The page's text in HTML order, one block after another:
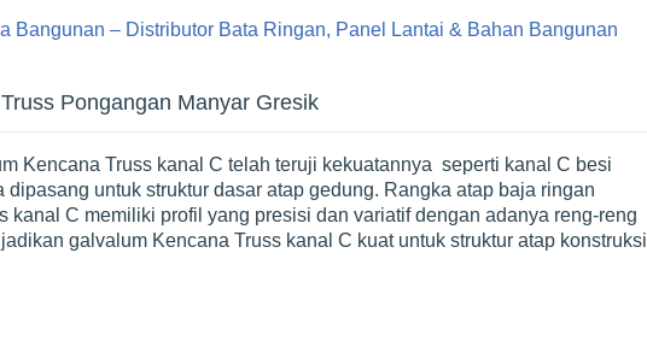
Bangunan – Distributor Bata Ringan, Panel Lantai & Bahan Bangunan
Pongangan Manyar Gresik
Kencana Truss kanal C telah teruji kekuatannya seperti kanal C besi
dipasang untuk struktur dasar atap gedung. Rangka atap baja ringan
kanal C memiliki profil yang presisi dan variatif dengan adanya reng-reng
galvalum Kencana Truss kanal C kuat untuk struktur atap konstruksi